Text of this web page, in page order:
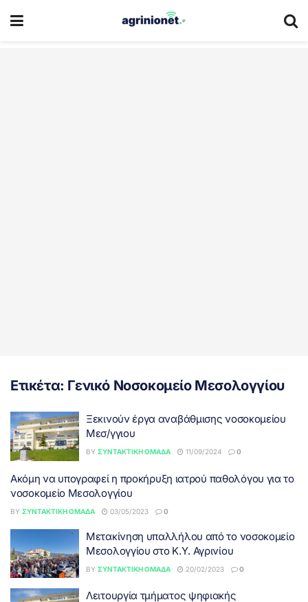
Ετικέτα: Γενικό Νοσοκομείο Μεσολογγίου
Ξεκινούν έργα αναβάθμισης νοσοκομείου
Μεσ/γγιου
BY ΣΥΝΤΑΚΤΙΚΉ ΟΜΆΔΑ 11/09/2024 0
Ακόμη να υπογραφεί η προκήρυξη ιατρού παθολόγου για το
νοσοκομείο Μεσολογγίου
BY ΣΥΝΤΑΚΤΙΚΉ ΟΜΆΔΑ 03/05/2023 0
Μετακίνηση υπαλλήλου από το νοσοκομείο
Μεσολογγίου στο Κ.Υ. Αγρινίου
BY ΣΥΝΤΑΚΤΙΚΉ ΟΜΆΔΑ 20/02/2023 0
Λειτουργία τμήματος ψηφιακής